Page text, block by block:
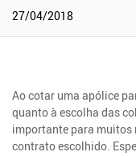
27/04/2018
Ao cotar uma apólice
quanto à escolha das
importante para muitos
contrato escolhido.